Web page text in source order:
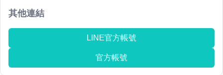
其他連結
LINE官方帳號
官方帳號